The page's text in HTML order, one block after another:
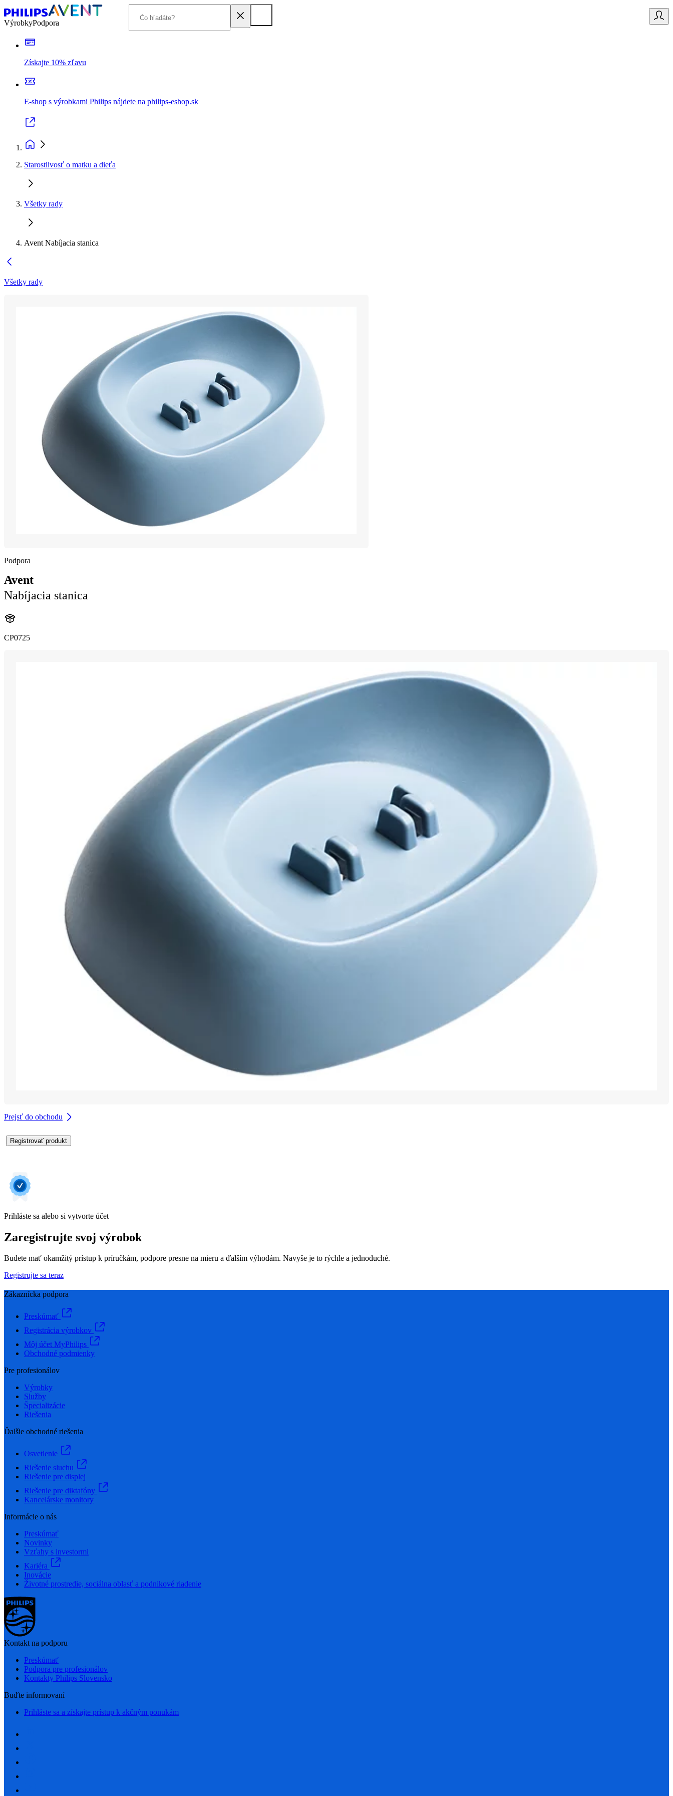
VýrobkyPodpora
Získajte 10% zľavu
E-shop s výrobkami Philips nájdete na philips-eshop.sk
Starostlivosť o matku a dieťa
Všetky rady
Avent Nabíjacia stanica
Všetky rady
Podpora
Avent
Nabíjacia stanica
CP0725
Prejsť do obchodu
Registrovať produkt
Prihláste sa alebo si vytvorte účet
Zaregistrujte svoj výrobok
Budete mať okamžitý prístup k príručkám, podpore presne na mieru a ďalším výhodám. Navyše je to rýchle a jednoduché.
Registrujte sa teraz
Zákaznícka podpora
Preskúmať
Registrácia výrobkov
Môj účet MyPhilips
Obchodné podmienky
Pre profesionálov
Výrobky
Služby
Špecializácie
Riešenia
Ďalšie obchodné riešenia
Osvetlenie
Riešenie sluchu
Riešenie pre displej
Riešenie pre diktafóny
Kancelárske monitory
Informácie o nás
Preskúmať
Novinky
Vzťahy s investormi
Kariéra
Inovácie
Životné prostredie, sociálna oblasť a podnikové riadenie
Kontakt na podporu
Preskúmať
Podpora pre profesionálov
Kontakty Philips Slovensko
Buďte informovaní
Prihláste sa a získajte prístup k akčným ponukám